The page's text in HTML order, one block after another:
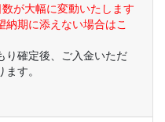
が大幅に変動いたします
期に添えない場合はこ
り確定後、ご入金いただ
す。